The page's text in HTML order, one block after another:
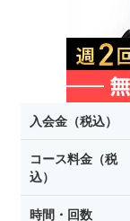
入会金（税込）
コース料金（税
込）
時間・回数